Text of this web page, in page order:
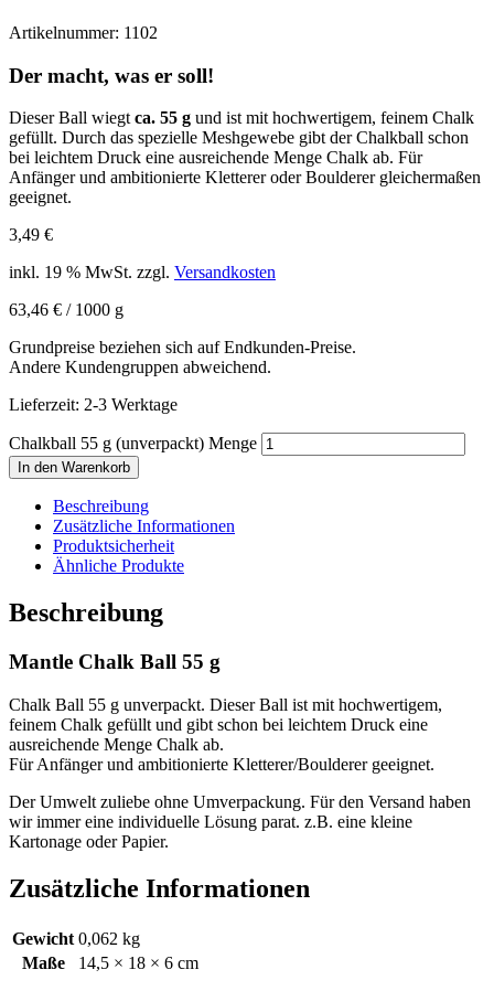
Artikelnummer: 1102
Der macht, was er soll!
Dieser Ball wiegt ca. 55 g und ist mit hochwertigem, feinem Chalk
gefüllt. Durch das spezielle Meshgewebe gibt der Chalkball schon
bei leichtem Druck eine ausreichende Menge Chalk ab. Für
Anfänger und ambitionierte Kletterer oder Boulderer gleichermaßen
geeignet.
3,49 €
inkl. 19 % MwSt. zzgl. Versandkosten
63,46 € / 1000 g
Grundpreise beziehen sich auf Endkunden-Preise.
Andere Kundengruppen abweichend.
Lieferzeit: 2-3 Werktage
Chalkball 55 g (unverpackt) Menge
In den Warenkorb
Beschreibung
Zusätzliche Informationen
Produktsicherheit
Ähnliche Produkte
Beschreibung
Mantle Chalk Ball 55 g
Chalk Ball 55 g unverpackt. Dieser Ball ist mit hochwertigem,
feinem Chalk gefüllt und gibt schon bei leichtem Druck eine
ausreichende Menge Chalk ab.
Für Anfänger und ambitionierte Kletterer/Boulderer geeignet.
Der Umwelt zuliebe ohne Umverpackung. Für den Versand haben
wir immer eine individuelle Lösung parat. z.B. eine kleine
Kartonage oder Papier.
Zusätzliche Informationen
Gewicht 0,062 kg
Maße
14,5 × 18 × 6 cm